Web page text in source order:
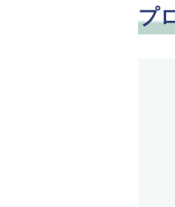
プ